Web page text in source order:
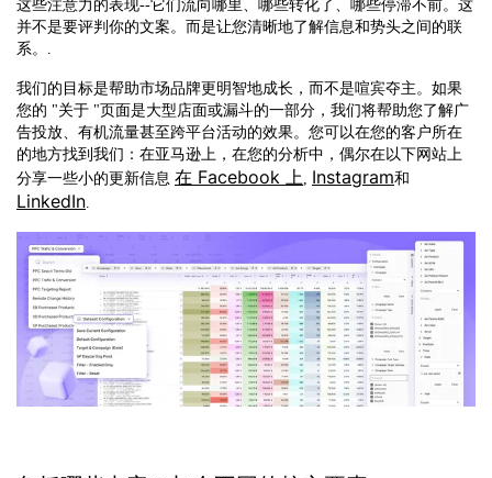
这些注意力的表现--它们流向哪里、哪些转化了、哪些停滞不前。这
并不是要评判你的文案。而是让您清晰地了解信息和势头之间的联
系。.
我们的目标是帮助市场品牌更明智地成长，而不是喧宾夺主。如果
您的 "关于 "页面是大型店面或漏斗的一部分，我们将帮助您了解广
告投放、有机流量甚至跨平台活动的效果。您可以在您的客户所在
的地方找到我们：在亚马逊上，在您的分析中，偶尔在以下网站上
分享一些小的更新信息 在 Facebook 上, Instagram和
LinkedIn.